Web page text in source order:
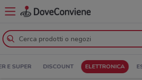
E SUPER DISCOUNT ELETTRONICA